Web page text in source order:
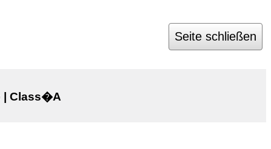
Seite schließen
| Class�A